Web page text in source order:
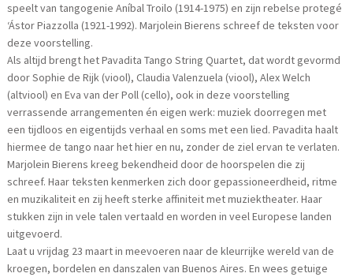
speelt van tangogenie Aníbal Troilo (1914-1975) en zijn rebelse protegé
‘Ástor Piazzolla (1921-1992). Marjolein Bierens schreef de teksten voor
deze voorstelling.
Als altijd brengt het Pavadita Tango String Quartet, dat wordt gevormd
door Sophie de Rijk (viool), Claudia Valenzuela (viool), Alex Welch
(altviool) en Eva van der Poll (cello), ook in deze voorstelling
verrassende arrangementen én eigen werk: muziek doorregen met
een tijdloos en eigentijds verhaal en soms met een lied. Pavadita haalt
hiermee de tango naar het hier en nu, zonder de ziel ervan te verlaten.
Marjolein Bierens kreeg bekendheid door de hoorspelen die zij
schreef. Haar teksten kenmerken zich door gepassioneerdheid, ritme
en muzikaliteit en zij heeft sterke affiniteit met muziektheater. Haar
stukken zijn in vele talen vertaald en worden in veel Europese landen
uitgevoerd.
Laat u vrijdag 23 maart in meevoeren naar de kleurrijke wereld van de
kroegen, bordelen en danszalen van Buenos Aires. En wees getuige